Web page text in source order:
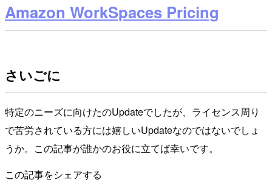
Amazon WorkSpaces Pricing
さいごに
特定のニーズに向けたのUpdateでしたが、ライセンス周り
で苦労されている方には嬉しいUpdateなのではないでしょ
うか。この記事が誰かのお役に立てば幸いです。
この記事をシェアする